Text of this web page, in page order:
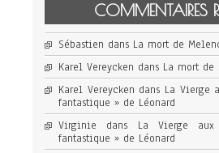
COMMENTAIRES
Sébastien dans La mort de
Karel Vereycken dans La mort
Karel Vereycken dans La Vierge
fantastique » de Léonard
Virginie dans La Vierge aux
fantastique » de Léonard